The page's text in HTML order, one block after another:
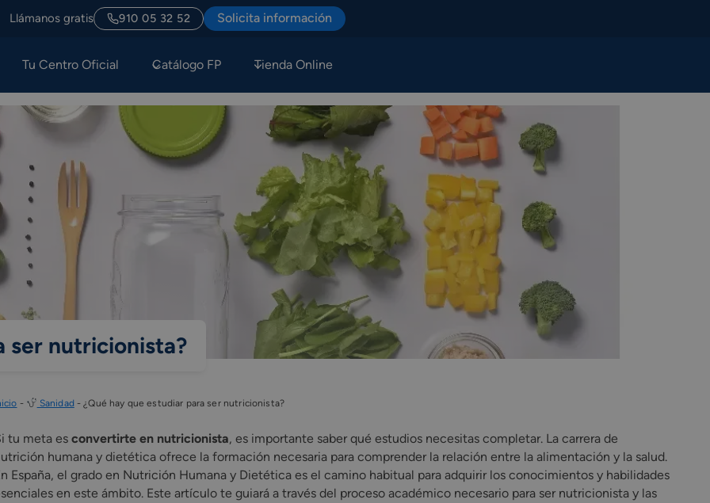
Llámanos gratis 910 05 32 52 Solicita información
Tu Centro Oficial Catálogo FP Tienda Online
ser nutricionista?
- Sanidad- ¿Qué hay que estudiar para ser nutricionista?
tu meta es convertirte en nutricionista, es importante saber qué estudios necesitas completar. La carrera de
humana y dietética ofrece la formación necesaria para comprender la relación entre la alimentación y la salud.
España, el grado en Nutrición Humana y Dietética es el camino habitual para adquirir los conocimientos y habilidades
en este ámbito. Este artículo te guiará a través del proceso académico necesario para ser nutricionista y las